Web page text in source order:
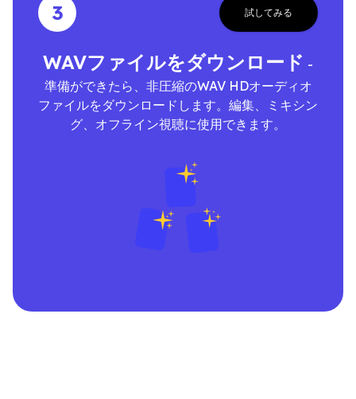
3 試してみる
WAVファイルをダウンロード -
準備ができたら、非圧縮のWAV HDオーディオ
ファイルをダウンロードします。編集、ミキシン
グ、オフライン視聴に使用できます。